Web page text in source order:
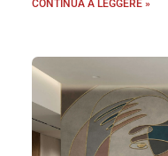
CONTINUA A LEGGERE »